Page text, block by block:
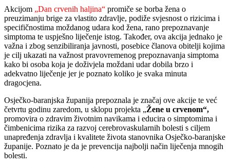
Akcijom „Dan crvenih haljina“ promiče se borba žena o
preuzimanju brige za vlastito zdravlje, podiže svjesnost o rizicima i
specifičnostima moždanog udara kod žena, rano prepoznavanje
simptoma te uspješno liječenje istog. Također, ova akcija jednako je
važna i zbog senzibiliranja javnosti, posebice članova obitelji kojima
je cilj ukazati na važnost pravovremenog prepoznavanja simptoma
kako bi osoba koja je doživjela moždani udar dobila brzo i
adekvatno liječenje jer je poznato koliko je svaka minuta
dragocjena.
Osječko-baranjska županija prepoznala je značaj ove akcije te već
četvrtu godinu zaredom, u sklopu projekta „Žene u crvenom“,
promovira o zdravim životnim navikama i educira o simptomima i
čimbenicima rizika za razvoj cerebrovaskularnih bolesti s ciljem
unapređenja zdravlja i kvalitete života stanovnika Osječko-baranjske
županije. Poznato je da je prevencija najbolji način liječenja mnogih
bolesti.